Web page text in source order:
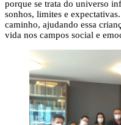
porque se trata do universo
sonhos, limites e
caminho, ajudando essa
vida nos campos social e